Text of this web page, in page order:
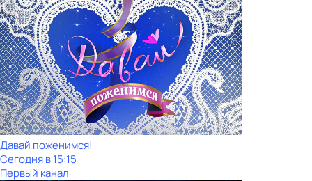
Давай поженимся!
Сегодня в 15:15
Первый канал